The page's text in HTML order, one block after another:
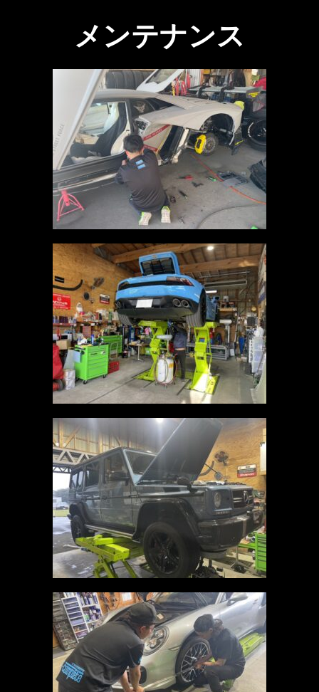
メンテナンス